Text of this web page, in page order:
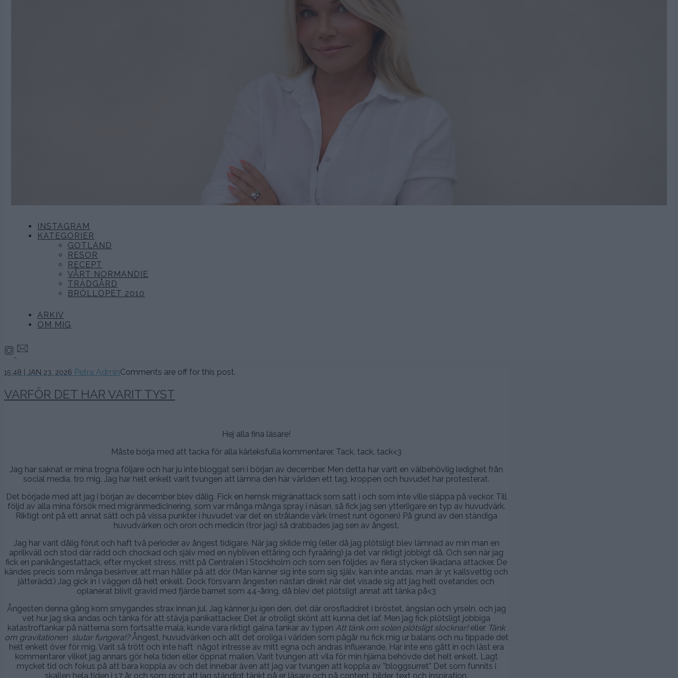
INSTAGRAM
KATEGORIER
GOTLAND
RESOR
RECEPT
VÅRT NORMANDIE
TRÄDGÅRD
BRÖLLOPET 2010
ARKIV
OM MIG
15:48 | JAN 23. 2026 24
2026
Petra AdminComments are off for this post.
VARFÖR DET HAR VARIT TYST
Hej alla fina läsare!
Måste börja med att tacka för alla kärleksfulla kommentarer. Tack, tack, tack<3
Jag har saknat er mina trogna följare och har ju inte bloggat sen i början av december. Men detta har varit en välbehövlig ledighet från
social media, tro mig. Jag har helt enkelt varit tvungen att lämna den här världen ett tag, kroppen och huvudet har protesterat.
Det började med att jag i början av december blev dålig. Fick en hemsk migränattack som satt i och som inte ville släppa på veckor. Till
följd av alla mina försök med migränmedicinering, som var många många spray i näsan, så fick jag sen ytterligare en typ av huvudvärk.
Riktigt ont på ett annat sätt och på vissa punkter i huvudet var det en strålande värk (mest runt ögonen) På grund av den ständiga
huvudvärken och oron och medicin (tror jag) så drabbades jag sen av ångest.
Jag har varit dålig förut och haft två perioder av ångest tidigare. När jag skilde mig (eller då jag plötsligt blev lämnad av min man en
aprilkväll och stod där rädd och chockad och själv med en nybliven ettåring och fyraåring) ja det var riktigt jobbigt då. Och sen när jag
fick en panikångestattack, efter mycket stress, mitt på Centralen i Stockholm och som sen följdes av flera stycken likadana attacker. De
kändes precis som många beskriver, att man håller på att dör (Man känner sig inte som sig själv, kan inte andas, man är yr, kallsvettig och
jätterädd.) Jag gick in i väggen då helt enkelt. Dock försvann ångesten nästan direkt när det visade sig att jag helt ovetandes och
oplanerat blivit gravid med fjärde barnet som 44-åring, då blev det plötsligt annat att tänka på<3
Ångesten denna gång kom smygandes strax innan jul. Jag känner ju igen den, det där orosfladdret i bröstet, ängslan och yrseln, och jag
vet hur jag ska andas och tänka för att stävja panikattacker. Det är otroligt skönt att kunna det iaf. Men jag fick plötsligt jobbiga
katastroftankar på nätterna som fortsatte mala, kunde vara riktigt galna tankar av typen Att tänk om solen plötsligt slocknar!eller Tänk
om gravitationen slutar fungera!?Ångest, huvudvärken och allt det oroliga i världen som pågår nu fick mig ur balans och nu tippade det
helt enkelt över för mig. Varit så trött och inte haft något intresse av mitt egna och andras influerande. Har inte ens gått in och läst era
kommentarer vilket jag annars gör hela tiden eller öppnat mailen. Varit tvungen att vila för min hjärna behövde det helt enkelt. Lagt
mycket tid och fokus på att bara koppla av och det innebar även att jag var tvungen att koppla av ”bloggsurret” Det som funnits i
skallen hela tiden i 17 år och som gjort att jag ständigt tänkt på er läsare och på content, bilder, text och inspiration.